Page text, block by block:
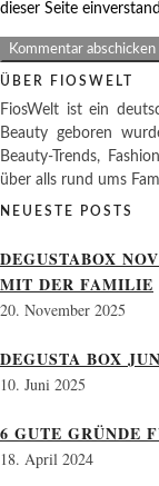
dieser Seite
ÜBER FIOSWELT
FiosWelt ist ein
Beauty geboren
Beauty-Trends,
über alls rund ums
NEUESTE POSTS
DEGUSTABOX
MIT DER FAMILIE
20. November 2025
DEGUSTA BOX
10. Juni 2025
6 GUTE GRÜNDE
18. April 2024